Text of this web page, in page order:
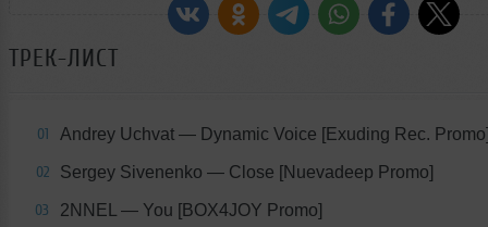
ТРЕК-ЛИСТ
01 Andrey Uchvat — Dynamic Voice [Exuding Rec.
02 Sergey Sivenenko — Close [Nuevadeep Promo]
03 2NNEL — You [BOX4JOY Promo]